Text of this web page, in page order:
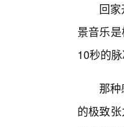
回
景音乐
10秒的脉
那
的极致